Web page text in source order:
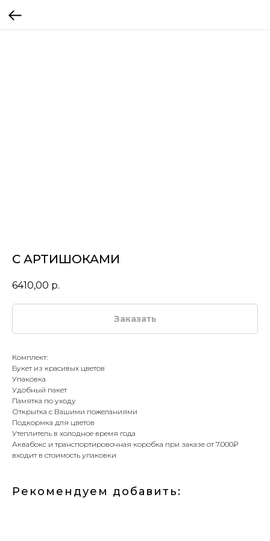
С АРТИШОКАМИ
6410,00 р.
Заказать
Комплект:
Букет из красивых цветов
Упаковка
Удобный пакет
Памятка по уходу
Открытка с Вашими пожеланиями
Подкормка для цветов
Утеплитель в холодное время года
Аквабокс и транспортировочная коробка при заказе от 7.000₽
входит в стоимость упаковки
Рекомендуем добавить: